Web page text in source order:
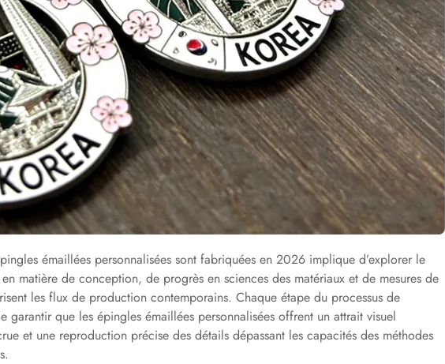
émaillées personnalisées sont fabriquées en 2026 implique d’explorer le
matière de conception, de progrès en sciences des matériaux et de mesures de
les flux de production contemporains. Chaque étape du processus de
garantir que les épingles émaillées personnalisées offrent un attrait visuel
et une reproduction précise des détails dépassant les capacités des méthodes